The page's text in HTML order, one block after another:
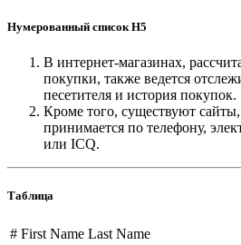
Нумерованный список H5
В интернет-магазинах,
покупки, также ведется
песетителя и история покупок.
Кроме того, существуют сайты,
принимается по телефону,
или ICQ.
Таблица
# First Name Last Name